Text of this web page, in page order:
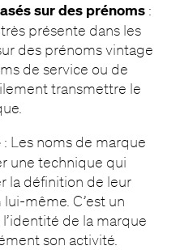
sur des prénoms:
présente dans les
des prénoms vintage
de service ou de
transmettre le
: Les noms de marque
une technique qui
la définition de leur
même. C’est un
de la marque
son activité.